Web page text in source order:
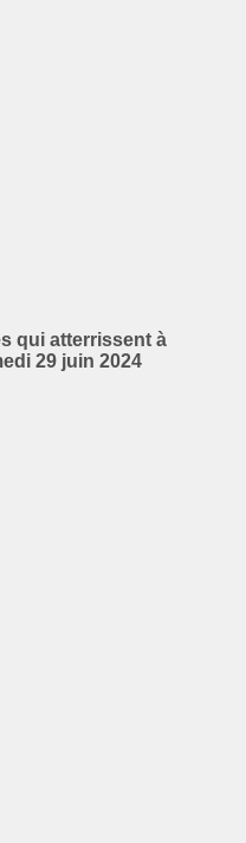
qui atterrissent à
29 juin 2024